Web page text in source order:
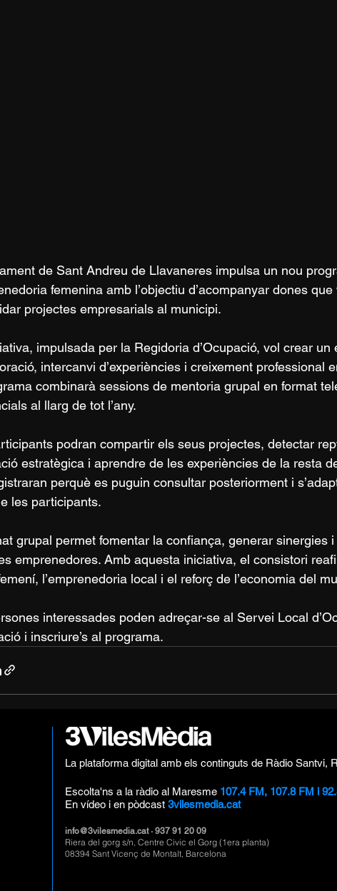
de Sant Andreu de Llavaneres impulsa un nou
femenina amb l’objectiu d’acompanyar dones
projectes empresarials al municipi.
impulsada per la Regidoria d’Ocupació, vol crear un
intercanvi d’experiències i creixement professional
combinarà sessions de mentoria grupal en format
al llarg de tot l’any.
podran compartir els seus projectes, detectar
estratègica i aprendre de les experiències de la resta
perquè es puguin consultar posteriorment i
les participants.
grupal permet fomentar la confiança, generar sinergies
emprenedores. Amb aquesta iniciativa, el consistori
l’emprenedoria local i el reforç de l’economia del
interessades poden adreçar-se al Servei Local
i inscriure’s al programa.
La plataforma digital amb els continguts de Ràdio Santvi,
Escolta'ns a la ràdio al Maresme 107.4 FM, 107.8 FM i
En vídeo i en pòdcast 3vilesmedia.cat
info@3vilesmedia.cat· 937 91 20 09
Riera del gorg s/n, Centre Civic el Gorg (1era planta)
08394 Sant Vicenç de Montalt, Barcelona